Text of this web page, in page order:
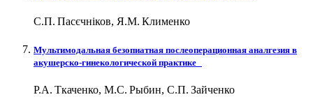
С.П. Пасєчніков, Я.М. Клименко
Мультимодальная безопиатная послеоперационная аналгезия в
акушерско-гинекологической практике
Р.А. Ткаченко, М.С. Рыбин, С.П. Зайченко